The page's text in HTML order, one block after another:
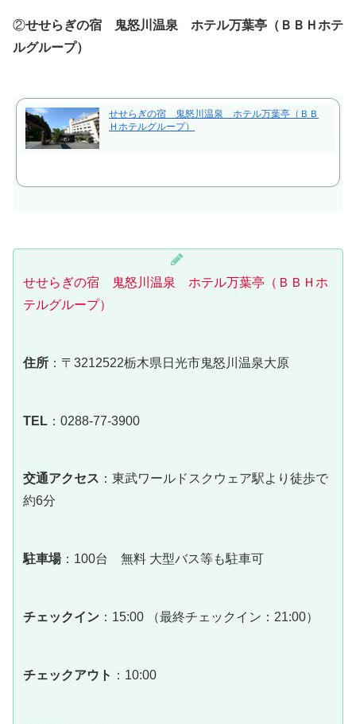
②せせらぎの宿 鬼怒川温泉 ホテル万葉亭（ＢＢＨホテ
ルグループ）
せせらぎの宿 鬼怒川温泉 ホテル万葉亭（ＢＢ
Ｈホテルグループ）
せせらぎの宿 鬼怒川温泉 ホテル万葉亭（ＢＢＨホ
テルグループ）
住所 ：〒3212522栃木県日光市鬼怒川温泉大原
TEL ：0288-77-3900
交通アクセス ：東武ワールドスクウェア駅より徒歩で
約6分
駐車場：100台 無料 大型バス等も駐車可
チェックイン ：15:00 （最終チェックイン：21:00）
チェックアウト ：10:00